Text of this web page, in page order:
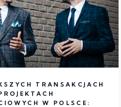
TRANSAKCJACH
W POLSCE: